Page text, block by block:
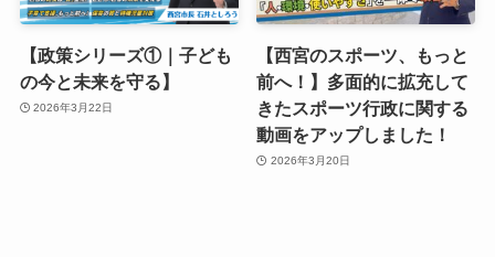
【政策シリーズ①｜子ども
の今と未来を守る】
2026年3月22日
【西宮のスポーツ、もっと
前へ！】多面的に拡充して
きたスポーツ行政に関する
動画をアップしました！
2026年3月20日